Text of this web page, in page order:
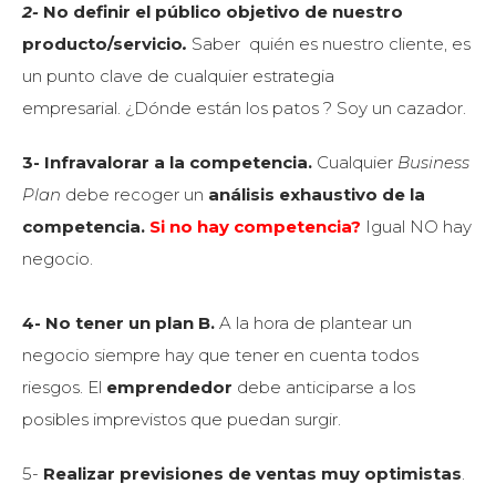
2- No definir el público objetivo de nuestro
producto/servicio. Saber quién es nuestro cliente, es
un punto clave de cualquier estrategia
empresarial. ¿Dónde están los patos ? Soy un cazador.
3- Infravalorar a la competencia. Cualquier Business
Plan debe recoger un análisis exhaustivo de la
competencia. Si no hay competencia? Igual NO hay
negocio.
4- No tener un plan B. A la hora de plantear un
negocio siempre hay que tener en cuenta todos
riesgos. El emprendedor debe anticiparse a los
posibles imprevistos que puedan surgir.
5- Realizar previsiones de ventas muy optimistas.